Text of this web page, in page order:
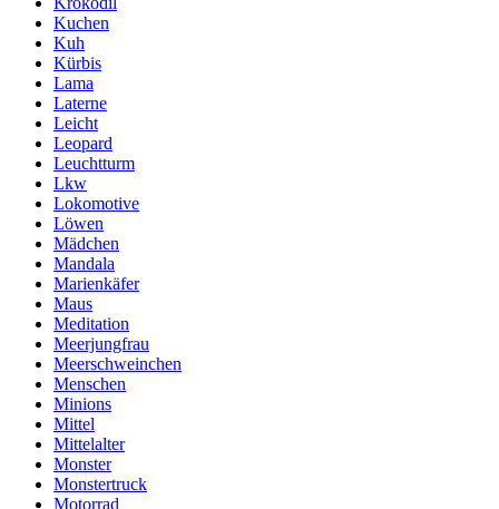
Kuchen
Kuh
Kürbis
Lama
Laterne
Leicht
Leopard
Leuchtturm
Lkw
Lokomotive
Löwen
Mädchen
Mandala
Marienkäfer
Maus
Meditation
Meerjungfrau
Meerschweinchen
Menschen
Minions
Mittel
Mittelalter
Monster
Monstertruck
Motorrad